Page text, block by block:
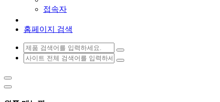
접속자
홈페이지 검색